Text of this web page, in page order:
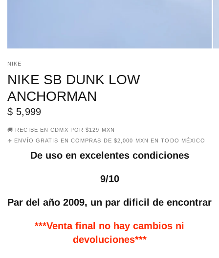
NIKE
NIKE SB DUNK LOW
ANCHORMAN
$ 5,999
🚚 RECIBE EN CDMX POR $129 MXN
✈️ ENVÍO GRATIS EN COMPRAS DE $2,000 MXN EN TODO MÉXICO
De uso en excelentes condiciones
9/10
Par del año 2009, un par dificil de encontrar
***Venta final no hay cambios ni
devoluciones***